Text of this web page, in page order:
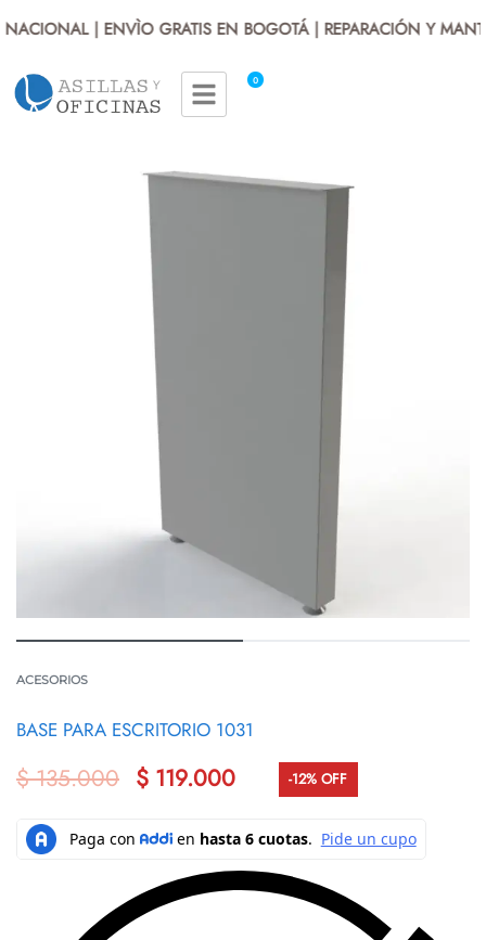
| ENVÌO GRATIS EN BOGOTÁ | REPARACIÓN Y
0
ACESORIOS
BASE PARA ESCRITORIO 1031
$135.000 $ 119.000 -12% OFF